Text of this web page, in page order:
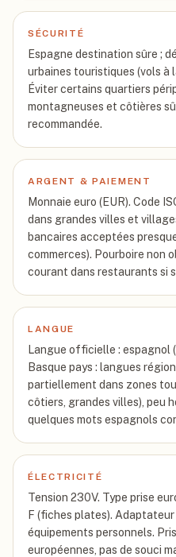
SÉCURITÉ
Espagne destination sûre ;
urbaines touristiques (vols à
Éviter certains quartiers
montagneuses et côtières
recommandée.
ARGENT & PAIEMENT
Monnaie euro (EUR). Code
dans grandes villes et
bancaires acceptées
commerces). Pourboire non
courant dans restaurants si
LANGUE
Langue officielle : espagnol
Basque pays : langues
partiellement dans zones
côtiers, grandes villes), peu
quelques mots espagnols
ÉLECTRICITÉ
Tension 230V. Type prise
F (fiches plates).
équipements personnels.
européennes, pas de souci